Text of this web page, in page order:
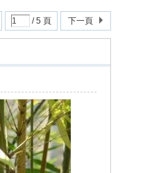
/ 5 頁 下一頁